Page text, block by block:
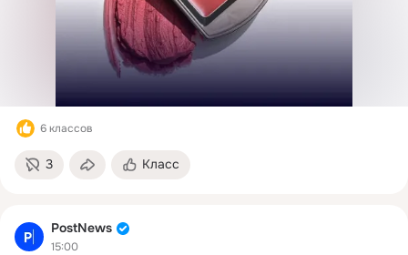
6 классов
3 Класс
PostNews
15:00